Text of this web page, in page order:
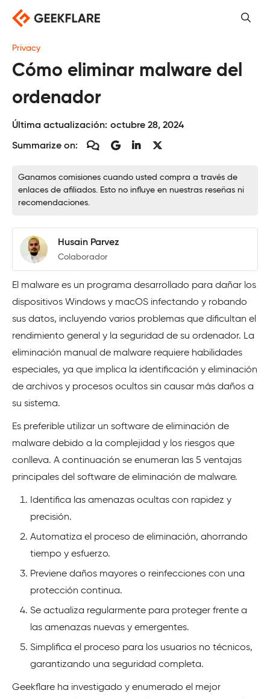
Saltar
contenido
Privacy
Cómo eliminar malware del
ordenador
Última actualización: octubre 28, 2024
Summarize on:
Ganamos comisiones cuando usted compra a través de
enlaces de afiliados. Esto no influye en nuestras reseñas ni
recomendaciones.
Husain Parvez
Colaborador
El malware es un programa desarrollado para dañar los
dispositivos Windows y macOS infectando y robando
sus datos, incluyendo varios problemas que dificultan el
rendimiento general y la seguridad de su ordenador. La
eliminación manual de malware requiere habilidades
especiales, ya que implica la identificación y eliminación
de archivos y procesos ocultos sin causar más daños a
su sistema.
Es preferible utilizar un software de eliminación de
malware debido a la complejidad y los riesgos que
conlleva. A continuación se enumeran las 5 ventajas
principales del software de eliminación de malware.
Identifica las amenazas ocultas con rapidez y
precisión.
Automatiza el proceso de eliminación, ahorrando
tiempo y esfuerzo.
Previene daños mayores o reinfecciones con una
protección continua.
Se actualiza regularmente para proteger frente a
las amenazas nuevas y emergentes.
Simplifica el proceso para los usuarios no técnicos,
garantizando una seguridad completa.
Geekflare ha investigado y enumerado el mejor